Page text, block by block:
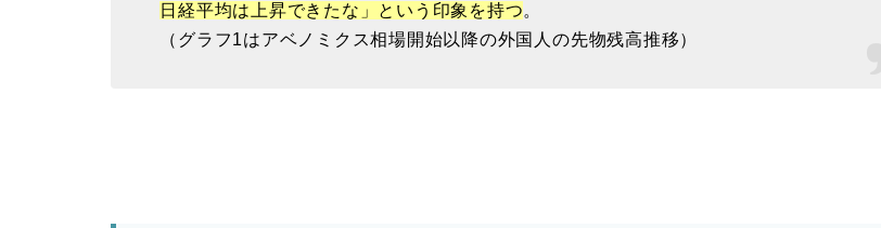
日経平均は上昇できたな」という印象を持つ。
（グラフ1はアベノミクス相場開始以降の外国人の先物残高推移）